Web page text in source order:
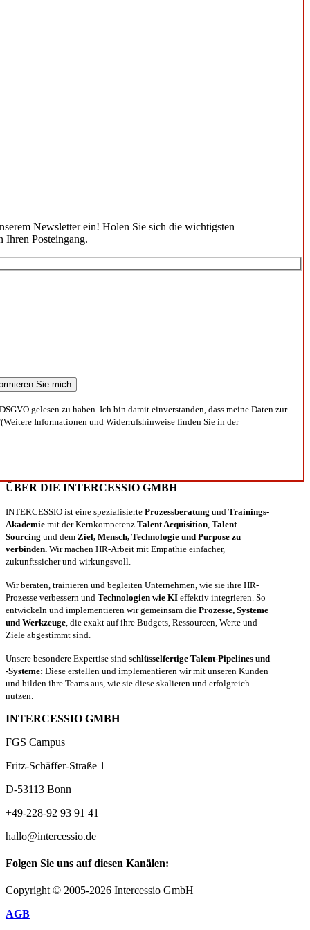
Newsletter ein! Holen Sie sich die wichtigsten
Ihren Posteingang.
gelesen zu haben. Ich bin damit einverstanden, dass meine Daten zur
Informationen und Widerrufshinweise finden Sie in der
ÜBER DIE INTERCESSIO GMBH
INTERCESSIO ist eine spezialisierte Prozessberatung und Trainings-
Akademie mit der Kernkompetenz Talent Acquisition Talent
Sourcing und dem Ziel, Mensch, Technologie und Purpose zu
verbinden. Wir machen HR-Arbeit mit Empathie einfacher,
zukunftssicher und wirkungsvoll.
Wir beraten, trainieren und begleiten Unternehmen, wie sie ihre HR-
Prozesse verbessern und Technologien wie KI effektiv integrieren. So
entwickeln und implementieren wir gemeinsam die Prozesse, Systeme
und Werkzeuge , die exakt auf ihre Budgets, Ressourcen, Werte und
Ziele abgestimmt sind.
Unsere besondere Expertise sind schlüsselfertige Talent-Pipelines und
-Systeme: Diese erstellen und implementieren wir mit unseren Kunden
und bilden ihre Teams aus, wie sie diese skalieren und erfolgreich
nutzen.
INTERCESSIO GMBH
FGS Campus
Fritz-Schäffer-Straße 1
D-53113 Bonn
+49-228-92 93 91 41
hallo@intercessio.de
Folgen Sie uns auf diesen Kanälen:
Copyright © 2005-2026 Intercessio GmbH
AGB